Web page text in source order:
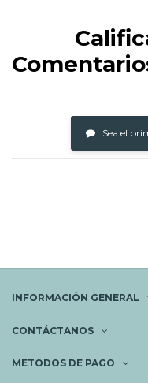
Sea el
INFORMACIÓN GENERAL
CONTÁCTANOS
METODOS DE PAGO